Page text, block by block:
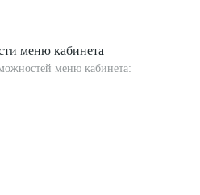
меню кабинета
меню кабинета: